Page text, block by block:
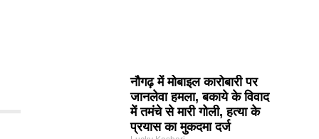
नौगढ़ में मोबाइल कारोबारी पर
जानलेवा हमला, बकाये के विवाद
में तमंचे से मारी गोली, हत्या के
प्रयास का मुकदमा दर्ज